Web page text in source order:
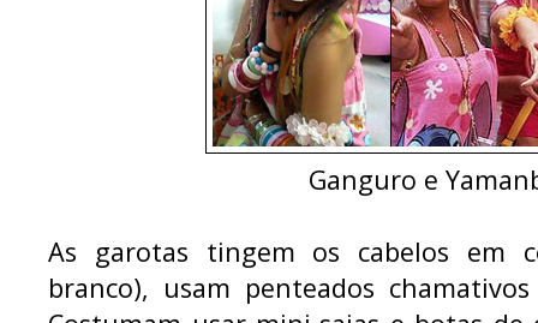
Ganguro e
As garotas tingem os cabelos em
branco), usam penteados